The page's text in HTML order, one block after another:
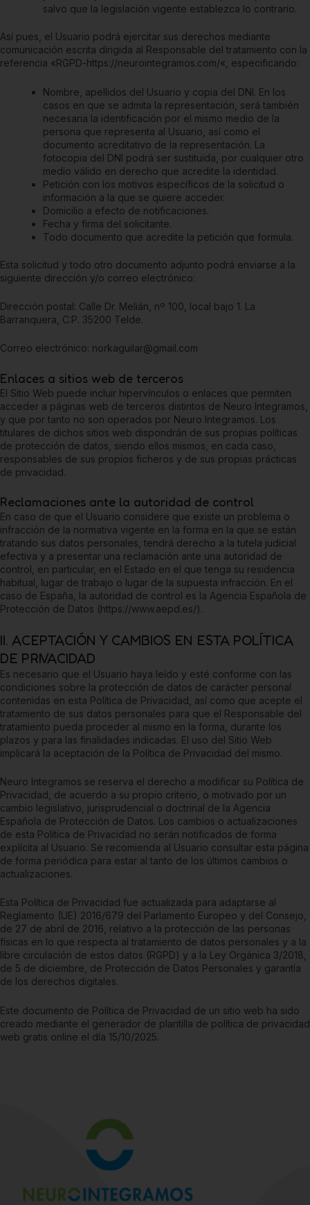
salvo que la legislación vigente establezca lo contrario.
Así pues, el Usuario podrá ejercitar sus derechos mediante
comunicación escrita dirigida al Responsable del tratamiento con la
referencia «RGPD-https://neurointegramos.com/«, especificando:
Nombre, apellidos del Usuario y copia del DNI. En los
casos en que se admita la representación, será también
necesaria la identificación por el mismo medio de la
persona que representa al Usuario, así como el
documento acreditativo de la representación. La
fotocopia del DNI podrá ser sustituida, por cualquier otro
medio válido en derecho que acredite la identidad.
Petición con los motivos específicos de la solicitud o
información a la que se quiere acceder.
Domicilio a efecto de notificaciones.
Fecha y firma del solicitante.
Todo documento que acredite la petición que formula.
Esta solicitud y todo otro documento adjunto podrá enviarse a la
siguiente dirección y/o correo electrónico:
Dirección postal: Calle Dr. Melián, nº 100, local bajo 1. La
Barranquera, C:P. 35200 Telde.
Correo electrónico: norkaguilar@gmail.com
Enlaces a sitios web de terceros
El Sitio Web puede incluir hipervínculos o enlaces que permiten
acceder a páginas web de terceros distintos de Neuro Integramos
y que por tanto no son operados por Neuro Integramos. Los
titulares de dichos sitios web dispondrán de sus propias políticas
de protección de datos, siendo ellos mismos, en cada caso,
responsables de sus propios ficheros y de sus propias prácticas
de privacidad.
Reclamaciones ante la autoridad de control
En caso de que el Usuario considere que existe un problema o
infracción de la normativa vigente en la forma en la que se están
tratando sus datos personales, tendrá derecho a la tutela judicial
efectiva y a presentar una reclamación ante una autoridad de
control, en particular, en el Estado en el que tenga su residencia
habitual, lugar de trabajo o lugar de la supuesta infracción. En el
caso de España, la autoridad de control es la Agencia Española de
Protección de Datos (https://www.aepd.es/).
II. ACEPTACIÓN Y CAMBIOS EN ESTA POLÍTICA
DE PRIVACIDAD
Es necesario que el Usuario haya leído y esté conforme con las
condiciones sobre la protección de datos de carácter personal
contenidas en esta Política de Privacidad, así como que acepte el
tratamiento de sus datos personales para que el Responsable del
tratamiento pueda proceder al mismo en la forma, durante los
plazos y para las finalidades indicadas. El uso del Sitio Web
implicará la aceptación de la Política de Privacidad del mismo.
Neuro Integramos se reserva el derecho a modificar su Política de
Privacidad, de acuerdo a su propio criterio, o motivado por un
cambio legislativo, jurisprudencial o doctrinal de la Agencia
Española de Protección de Datos. Los cambios o actualizaciones
de esta Política de Privacidad no serán notificados de forma
explícita al Usuario. Se recomienda al Usuario consultar esta página
de forma periódica para estar al tanto de los últimos cambios o
actualizaciones.
Esta Política de Privacidad fue actualizada para adaptarse al
Reglamento (UE) 2016/679 del Parlamento Europeo y del Consejo,
de 27 de abril de 2016, relativo a la protección de las personas
físicas en lo que respecta al tratamiento de datos personales y a la
libre circulación de estos datos (RGPD) y a la Ley Orgánica 3/2018,
de 5 de diciembre, de Protección de Datos Personales y garantía
de los derechos digitales.
Este documento de Política de Privacidad de un sitio web ha sido
creado mediante el generador de plantilla de política de privacidad
web gratis online el día 15/10/2025.